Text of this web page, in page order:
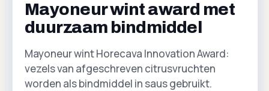
Mayoneur wint award met
duurzaam bindmiddel
Mayoneur wint Horecava Innovation Award:
vezels van afgeschreven citrusvruchten
worden als bindmiddel in saus gebruikt.